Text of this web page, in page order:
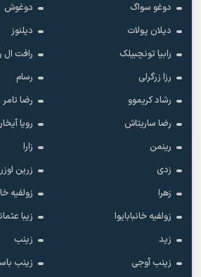
دوغو سواگ
دوغوش
دیلان پولات
دیلنوز
رابیا تونچبیلک
رافت ال
رزا زرگرلی
رسام
رشاد کریموو
رضا تامر
رضا ساریتاش
رویا
رینمن
زارا
زدی
زرین اوزر
زهرا
زولفیه
زولفیه خانبابایوا
زیبا
زید
زینب
زینب آوجی
زینب